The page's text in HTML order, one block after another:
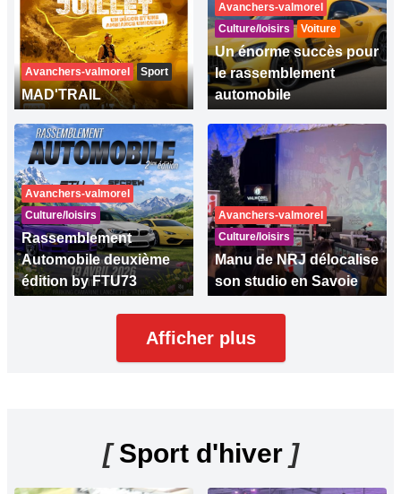
Avanchers-valmorel Sport
MAD'TRAIL
Avanchers-valmorel
Culture/loisirs
Voiture
Un énorme succès pour
le rassemblement
automobile
Avanchers-valmorel
Culture/loisirs
Rassemblement
Automobile deuxième
édition by FTU73
Avanchers-valmorel
Culture/loisirs
Manu de NRJ délocalise
son studio en Savoie
Afficher plus
[Sport d'hiver ]